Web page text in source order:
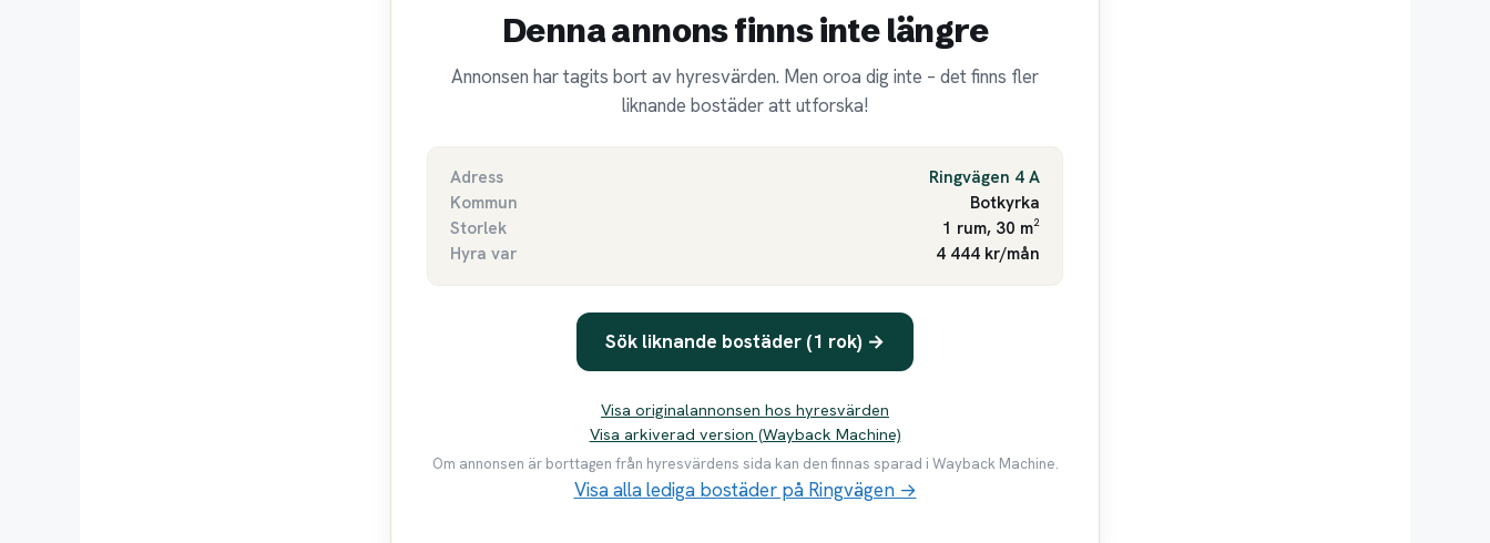
Denna annons finns inte längre
Annonsen har tagits bort av hyresvärden. Men oroa dig inte – det finns fler
liknande bostäder att utforska!
Adress
Ringvägen 4 A
Kommun
Botkyrka
Storlek
1 rum, 30 m²
Hyra var
4 444 kr/mån
Sök liknande bostäder (1 rok) →
Visa originalannonsen hos hyresvärden
Visa arkiverad version (Wayback Machine)
Om annonsen är borttagen från hyresvärdens sida kan den finnas sparad i Wayback Machine.
Visa alla lediga bostäder på Ringvägen →